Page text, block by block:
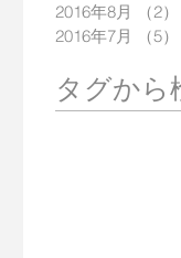
2016年8月
（2）
2016年7月
（5）
タグから